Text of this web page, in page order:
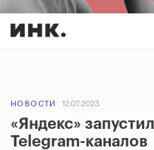
НОВОСТИ 12.07.2023
«Яндекс»
Telegram-каналов